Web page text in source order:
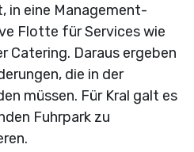
in eine Management-
Flotte für Services wie
Catering. Daraus ergeben
die in der
müssen. Für Kral galt es
Fuhrpark zu